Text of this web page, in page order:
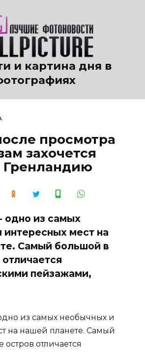
и картина дня в
просмотра
захочется
Гренландию
одно из самых
мест на
Самый большой в
пейзажами,
из самых необычных и
на нашей планете. Самый
отличается